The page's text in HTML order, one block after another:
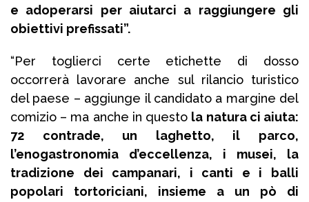
e adoperarsi per aiutarci a raggiungere gli
obiettivi prefissati”.
“Per toglierci certe etichette di dosso
occorrerà lavorare anche sul rilancio turistico
del paese – aggiunge il candidato a margine del
comizio – ma anche in questo la natura ci aiuta:
72 contrade, un laghetto, il parco,
l’enogastronomia d’eccellenza, i musei, la
tradizione dei campanari, i canti e i balli
popolari tortoriciani, insieme a un pò di